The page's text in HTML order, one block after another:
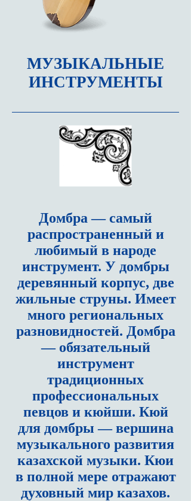
МУЗЫКАЛЬНЫЕ
ИНСТРУМЕНТЫ
Домбра — самый
распространенный и
любимый в народе
инструмент. У домбры
деревянный корпус, две
жильные струны. Имеет
много региональных
разновидностей. Домбра
— обязательный
инструмент
традиционных
профессиональных
певцов и кюйши. Кюй
для домбры — вершина
музыкального развития
казахской музыки. Кюи
в полной мере отражают
духовный мир казахов.